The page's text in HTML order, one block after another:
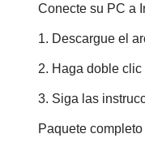
Conecte su PC a
1. Descargue el
2. Haga doble
3. Siga las
Paquete